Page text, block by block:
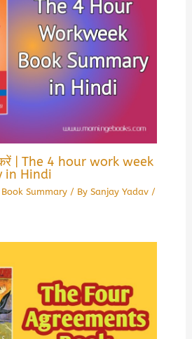
| The 4 hour work week
in Hindi
Book Summary/ By Sanjay Yadav /